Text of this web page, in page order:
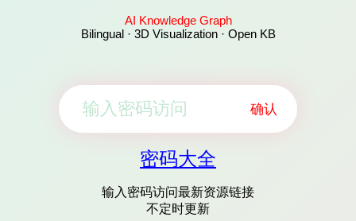
AI Knowledge Graph
Bilingual · 3D Visualization · Open KB
确认
密码大全
输入密码访问最新资源链接
不定时更新